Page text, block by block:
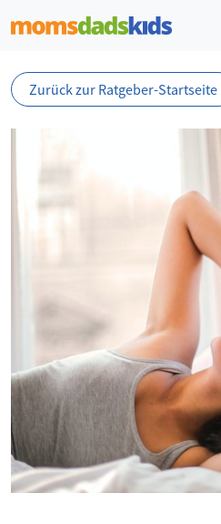
Zurück zur Ratgeber-Startseite